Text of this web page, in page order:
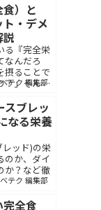
）と
・デメ
説
る『完全栄
なんだろ
摂ることで
？」そんな
とは健康を
栄養素をす
...
テク 編集部
スブレッ
なる栄養
レッド)の栄
のか、ダイ
か？など徹
テク 編集部
全食